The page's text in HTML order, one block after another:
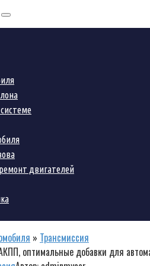
двигателей
» Трансмиссия
оптимальные добавки для